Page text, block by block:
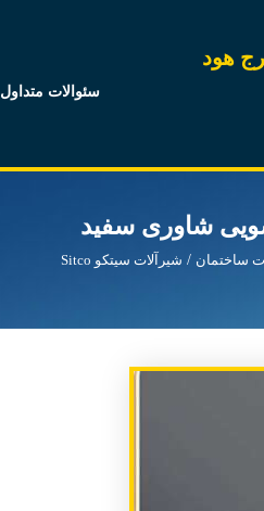
هود
سئوالات متداول
ساختمان شیرآلات سیتکو Sitco